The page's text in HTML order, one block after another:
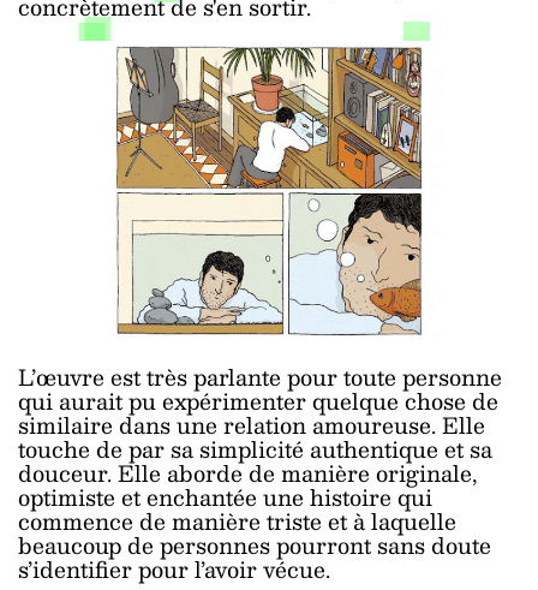
L’œuvre est très parlante pour toute personne
qui aurait pu expérimenter quelque chose de
similaire dans une relation amoureuse. Elle
touche de par sa simplicité authentique et sa
douceur. Elle aborde de manière originale,
optimiste et enchantée une histoire qui
commence de manière triste et à laquelle
beaucoup de personnes pourront sans doute
s’identifier pour l’avoir vécue.